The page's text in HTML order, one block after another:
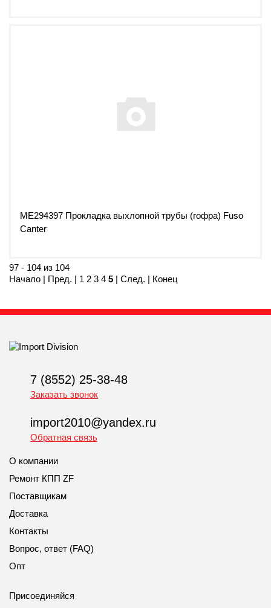
ME294397 Прокладка выхлопной трубы (гофра) Fuso
Canter
97 - 104 из 104
Начало | Пред. | 1 2 3 4 5 | След. | Конец
7 (8552) 25-38-48
Заказать звонок
import2010@yandex.ru
Обратная связь
О компании
Ремонт КПП ZF
Поставщикам
Доставка
Контакты
Вопрос, ответ (FAQ)
Опт
Присоединяйся